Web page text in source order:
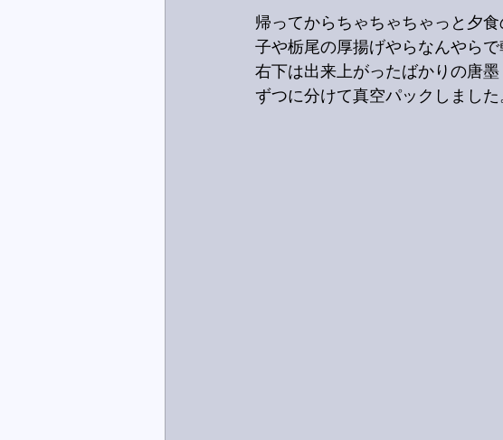
帰ってからちゃちゃちゃっと夕
子や栃尾の厚揚げやらなんやら
右下は出来上がったばかりの唐
ずつに分けて真空パックしました